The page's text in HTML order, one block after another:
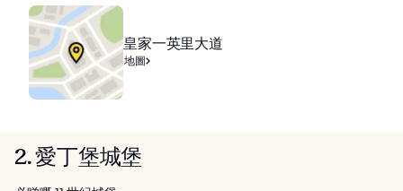
皇家一英里大道
地圖
2. 愛丁堡城堡